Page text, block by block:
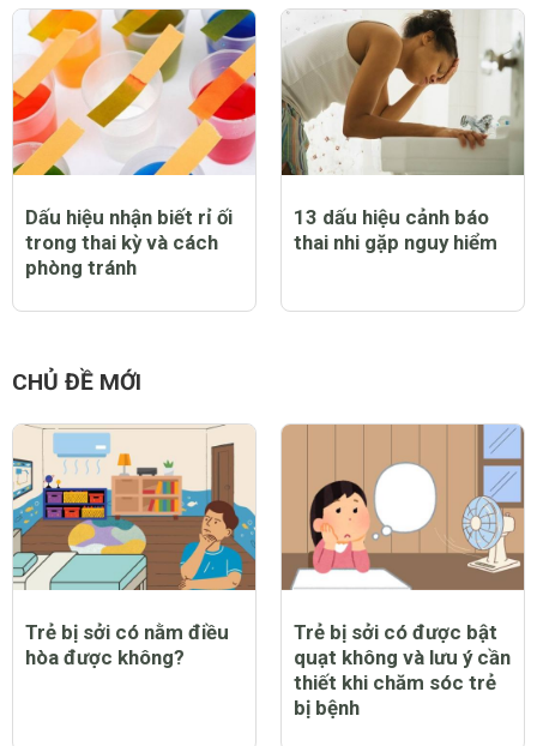
Dấu hiệu nhận biết rỉ ối
trong thai kỳ và cách
phòng tránh
13 dấu hiệu cảnh báo
thai nhi gặp nguy hiểm
CHỦ ĐỀ MỚI
Trẻ bị sởi có nằm điều
hòa được không?
Trẻ bị sởi có được bật
quạt không và lưu ý cần
thiết khi chăm sóc trẻ
bị bệnh